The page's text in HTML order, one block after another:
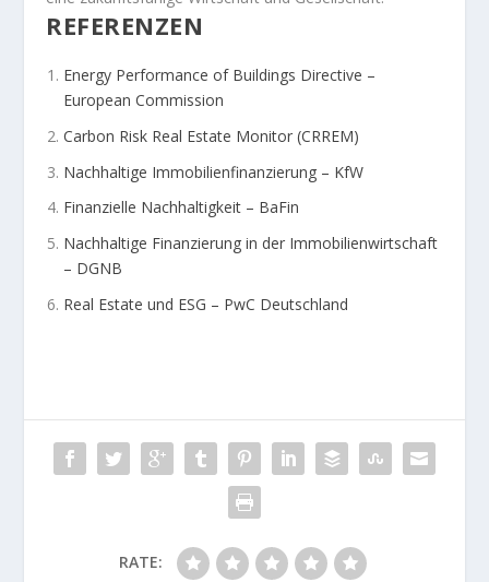
REFERENZEN
Energy Performance of Buildings Directive –
European Commission
Carbon Risk Real Estate Monitor (CRREM)
Nachhaltige Immobilienfinanzierung – KfW
Finanzielle Nachhaltigkeit – BaFin
Nachhaltige Finanzierung in der Immobilienwirtschaft
– DGNB
Real Estate und ESG – PwC Deutschland
RATE: